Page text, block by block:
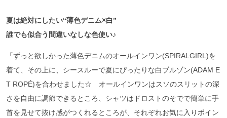
夏は絶対にしたい“薄色デニム×白”
誰でも似合う間違いなしな色使い♪
「ずっと欲しかった薄色デニムのオールインワン(SPIRALGIRL)を
着て、その上に、シースルーで夏にぴったりな白ブルゾン(ADAM E
T ROPÉ)を合わせました☆ オールインワンはスソのスリットの深
さを自由に調節できるところ、シャツはドロストのそでで簡単に手
首を見せて抜け感がつくれるところが、それぞれお気に入りポイン